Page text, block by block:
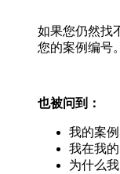
如果您仍然找
您的案例编号。
也被问到：
我的案
我在我
为什么